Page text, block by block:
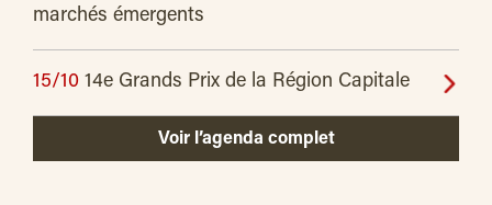
marchés émergents
15/10 14e Grands Prix de la Région Capitale
Voir l’agenda complet